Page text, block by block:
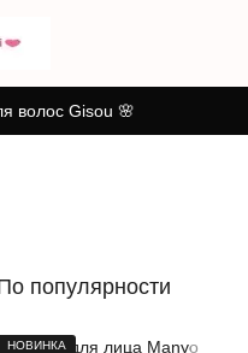
волос Gisou 🌸
популярности
НОВИНКА